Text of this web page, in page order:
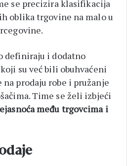
se precizira klasifikacija
oblika trgovine na malo u
definiraju i dodatno
su već bili obuhvaćeni
na prodaju robe i pružanje
Time se želi izbjeći
među trgovcima i